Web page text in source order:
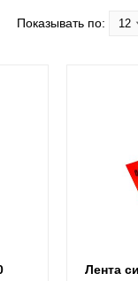
Показывать по:
Лента